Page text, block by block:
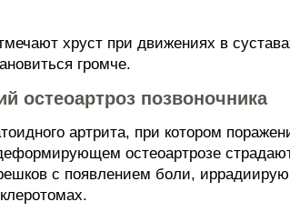
хруст при движениях в
громче.
остеоартроз позвоночника
артрита, при котором
остеоартрозе
с появлением боли,